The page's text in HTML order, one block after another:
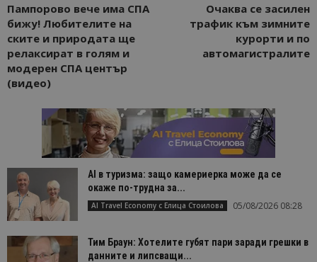
Пампорово вече има СПА
бижу! Любителите на
ските и природата ще
релаксират в голям и
модерен СПА център
(видео)
Очаква се засилен
трафик към зимните
курорти и по
автомагистралите
AI в туризма: защо камериерка може да се
окаже по-трудна за...
AI Travel Economy с Елица Стоилова 05/08/2026 08:28
Тим Браун: Хотелите губят пари заради грешки в
данните и липсващи...